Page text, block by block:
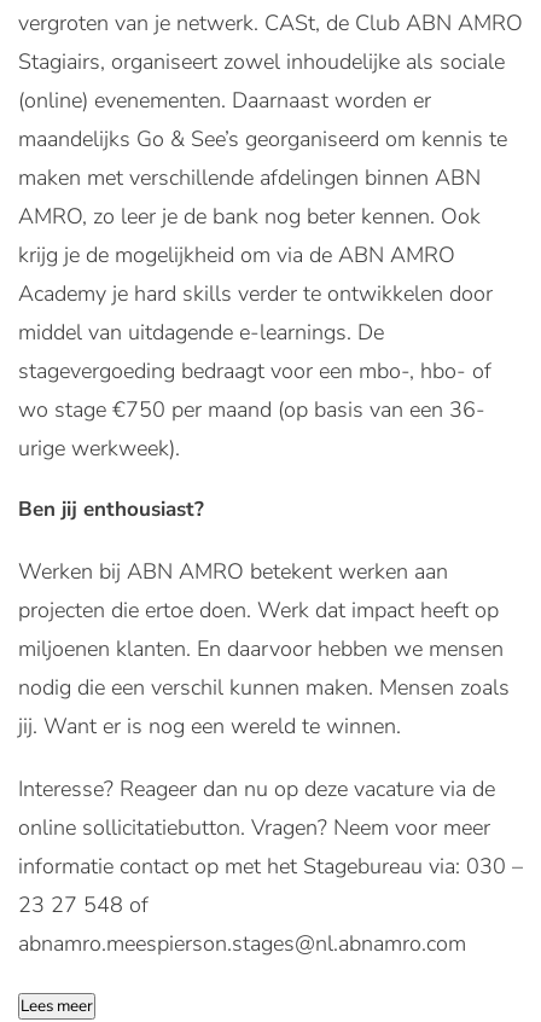
vergroten van je netwerk. CASt, de Club ABN AMRO
Stagiairs, organiseert zowel inhoudelijke als sociale
(online) evenementen. Daarnaast worden er
maandelijks Go & See’s georganiseerd om kennis te
maken met verschillende afdelingen binnen ABN
AMRO, zo leer je de bank nog beter kennen. Ook
krijg je de mogelijkheid om via de ABN AMRO
Academy je hard skills verder te ontwikkelen door
middel van uitdagende e-learnings. De
stagevergoeding bedraagt voor een mbo-, hbo- of
wo stage €750 per maand (op basis van een 36-
urige werkweek).
Ben jij enthousiast?
Werken bij ABN AMRO betekent werken aan
projecten die ertoe doen. Werk dat impact heeft op
miljoenen klanten. En daarvoor hebben we mensen
nodig die een verschil kunnen maken. Mensen zoals
jij. Want er is nog een wereld te winnen.
Interesse? Reageer dan nu op deze vacature via de
online sollicitatiebutton. Vragen? Neem voor meer
informatie contact op met het Stagebureau via: 030 –
23 27 548 of
abnamro.meespierson.stages@nl.abnamro.com
Lees meer